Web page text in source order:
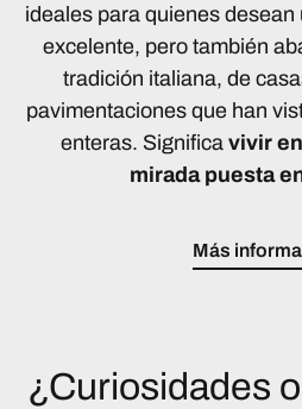
ideales para quienes
excelente, pero también
tradición italiana, de
pavimentaciones que han
enteras. Significa vivir
mirada puesta
Más
¿Curiosidades